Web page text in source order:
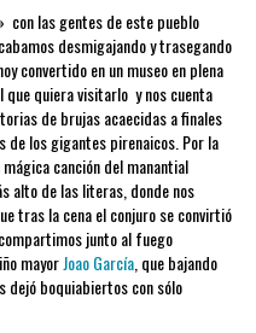
con las gentes de este pueblo
desmigajando y trasegando
convertido en un museo en plena
que quiera visitarlo y nos cuenta
de brujas acaecidas a finales
de los gigantes pirenaicos. Por la
canción del manantial
alto de las literas, donde nos
tras la cena el conjuro se convirtió
junto al fuego
mayorJoao García , que bajando
dejó boquiabiertos con sólo